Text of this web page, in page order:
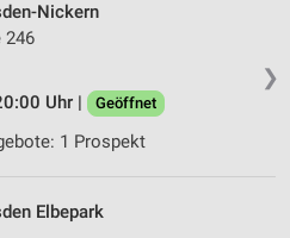
❯
Nickern
246
Uhr |
Geöffnet
1 Prospekt
Elbepark